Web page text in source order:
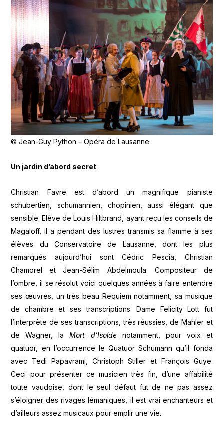
© Jean-Guy Python – Opéra de Lausanne
Un jardin d’abord secret
Christian Favre est d’abord un magnifique pianiste
schubertien, schumannien, chopinien, aussi élégant que
sensible. Elève de Louis Hiltbrand, ayant reçu les conseils de
Magaloff, il a pendant des lustres transmis sa flamme à ses
élèves du Conservatoire de Lausanne, dont les plus
remarqués aujourd’hui sont Cédric Pescia, Christian
Chamorel et Jean-Sélim Abdelmoula. Compositeur de
l’ombre, il se résolut voici quelques années à faire entendre
ses œuvres, un très beau Requiem notamment, sa musique
de chambre et ses transcriptions. Dame Felicity Lott fut
l’interprète de ses transcriptions, très réussies, de Mahler et
de Wagner, laMort d’Isoldenotamment, pour voix et
quatuor, en l’occurrence le Quatuor Schumann qu’il fonda
avec Tedi Papavrami, Christoph Stiller et François Guye.
Ceci pour présenter ce musicien très fin, d’une affabilité
toute vaudoise, dont le seul défaut fut de ne pas assez
s’éloigner des rivages lémaniques, il est vrai enchanteurs et
d’ailleurs assez musicaux pour emplir une vie.